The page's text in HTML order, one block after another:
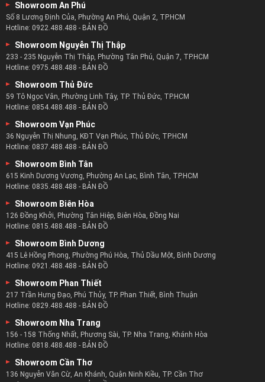
Showroom An Phú
Số 8 Lương Định Của, Phường An Phú, Quận 2, TP.HCM
Hotline: 0922.488.488 - BẢN ĐỒ
Showroom Nguyễn Thị Thập
233 - 235 Nguyễn Thị Thập, Phường Tân Phú, Quận 7, TP.HCM
Hotline: 0975.488.488 - BẢN ĐỒ
Showroom Thủ Đức
59 Tô Ngọc Vân, Phường Linh Tây, TP. Thủ Đức, TP.HCM
Hotline: 0854.488.488 - BẢN ĐỒ
Showroom Vạn Phúc
36 Nguyễn Thị Nhung, KĐT Vạn Phúc, Thủ Đức, TP.HCM
Hotline: 0837.488.488 - BẢN ĐỒ
Showroom Bình Tân
615 Kinh Dương Vương, Phường An Lạc, Bình Tân, TP.HCM
Hotline: 0835.488.488 - BẢN ĐỒ
Showroom Biên Hòa
126 Đồng Khởi, Phường Tân Hiệp, Biên Hòa, Đồng Nai
Hotline: 0815.488.488 - BẢN ĐỒ
Showroom Bình Dương
415 Lê Hồng Phong, Phường Phú Hòa, Thủ Dầu Một, Bình Dương
Hotline: 0921.488.488 - BẢN ĐỒ
Showroom Phan Thiết
217 Trần Hưng Đạo, Phú Thủy, TP. Phan Thiết, Bình Thuận
Hotline: 0829.488.488 - BẢN ĐỒ
Showroom Nha Trang
156 - 158 Thống Nhất, Phương Sài, TP. Nha Trang, Khánh Hòa
Hotline: 0818.488.488 - BẢN ĐỒ
Showroom Cần Thơ
136 Nguyễn Văn Cừ, An Khánh, Quận Ninh Kiều, TP. Cần Thơ